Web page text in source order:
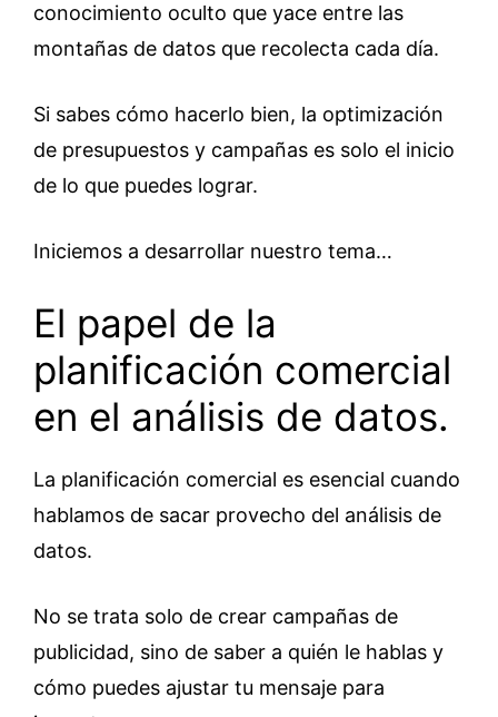
conocimiento oculto que yace entre las
montañas de datos que recolecta cada día.
Si sabes cómo hacerlo bien, la optimización
de presupuestos y campañas es solo el inicio
de lo que puedes lograr.
Iniciemos a desarrollar nuestro tema…
El papel de la
planificación comercial
en el análisis de datos.
La planificación comercial es esencial cuando
hablamos de sacar provecho del análisis de
datos.
No se trata solo de crear campañas de
publicidad, sino de saber a quién le hablas y
cómo puedes ajustar tu mensaje para